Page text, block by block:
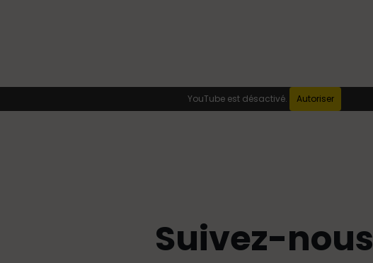
YouTube est désactivé. Autoriser
Suivez-nous